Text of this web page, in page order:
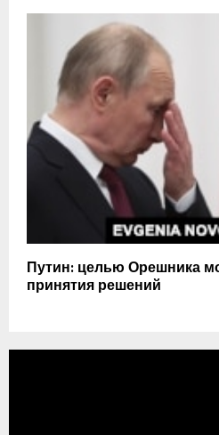
Путин: целью Орешника
принятия решений